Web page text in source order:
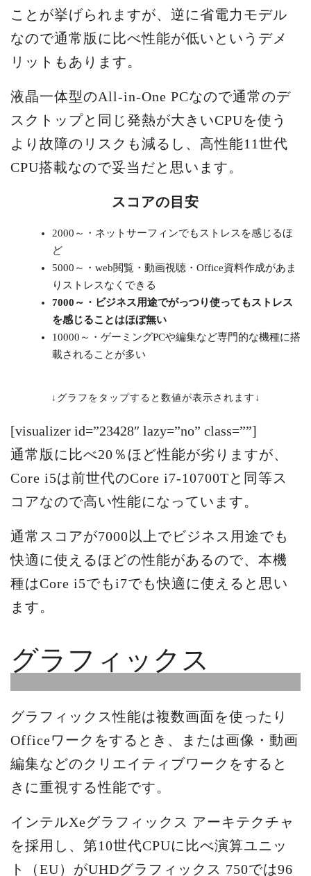
ことが挙げられますが、逆に省電力モデル
なので通常版に比べ性能が低いというデメ
リットもあります。
液晶一体型のAll-in-One PCなので通常のデ
スクトップと同じ発熱が大きいCPUを使う
より故障のリスクも減るし、高性能11世代
CPU搭載なので妥当だと思います。
スコアの目安
2000～・ネットサーフィンでもストレスを感じるほ
ど
5000～・web閲覧・動画視聴・Office資料作成があま
りストレスなくできる
7000～・ビジネス用途でがっつり使ってもストレス
を感じることはほぼ無い
10000～・ゲーミングPCや編集など専門的な機種に搭
載されることが多い
↓グラフをタップすると数値が表示されます↓
[visualizer id=”23428″ lazy=”no” class=””]
通常版に比べ20％ほど性能が劣りますが、
Core i5は前世代のCore i7-10700Tと同等ス
コアなので高い性能になっています。
通常スコアが7000以上でビジネス用途でも
快適に使えるほどの性能があるので、本機
種はCore i5でもi7でも快適に使えると思い
ます。
グラフィックス
グラフィックス性能は複数画面を使ったり
Officeワークをするとき、または画像・動画
編集などのクリエイティブワークをすると
きに重視する性能です。
インテルXeグラフィックス アーキテクチャ
を採用し、第10世代CPUに比べ演算ユニッ
ト（EU）がUHDグラフィックス 750では96